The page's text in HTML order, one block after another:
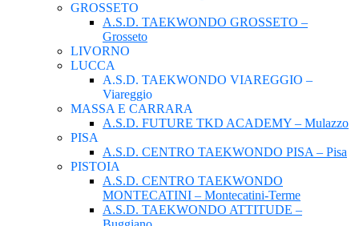
GROSSETO
A.S.D. TAEKWONDO GROSSETO –
Grosseto
LIVORNO
LUCCA
A.S.D. TAEKWONDO VIAREGGIO –
Viareggio
MASSA E CARRARA
A.S.D. FUTURE TKD ACADEMY – Mulazzo
PISA
A.S.D. CENTRO TAEKWONDO PISA – Pisa
PISTOIA
A.S.D. CENTRO TAEKWONDO
MONTECATINI – Montecatini-Terme
A.S.D. TAEKWONDO ATTITUDE –